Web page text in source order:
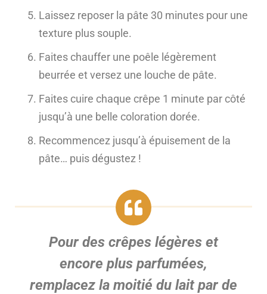
Laissez reposer la pâte 30 minutes pour une
texture plus souple.
Faites chauffer une poêle légèrement
beurrée et versez une louche de pâte.
Faites cuire chaque crêpe 1 minute par côté
jusqu’à une belle coloration dorée.
Recommencez jusqu’à épuisement de la
pâte… puis dégustez !
Pour des crêpes légères et
encore plus parfumées,
remplacez la moitié du lait par de